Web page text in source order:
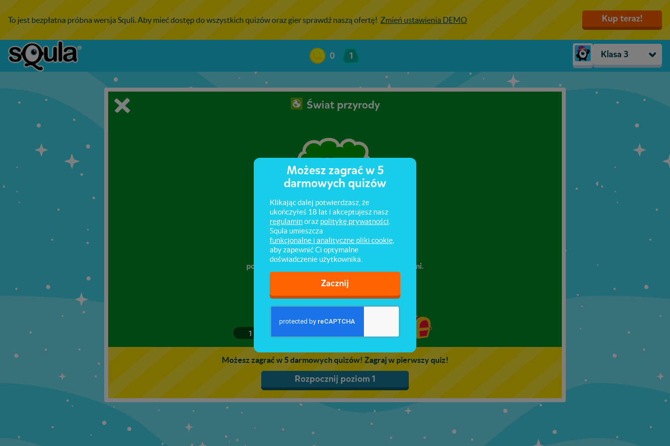
To jest bezpłatna próbna wersja Squli. Aby mieć dostęp do wszystkich quizów oraz gier sprawdź naszą ofertę! Zmień ustawienia DEMO Kup teraz!
0 1 Klasa 3
Przedszkole
Zerówka
Klasa 2
Klasa 3
Świat przyrody
Dary lasu
Warstwy lasu, budowa i rodzaje grzybów,
postępowanie z grzybami jadalnymi i niejadalnymi.
1
Możesz zagrać w 5 darmowych quizów! Zagraj w pierwszy quiz!
Rozpocznij poziom 1
Możesz zagrać w 5
darmowych quizów
Klikając dalej potwierdzasz, że
ukończyłeś 18 lat i akceptujesz nasz
regulaminoraz politykę prywatności
Squla umieszcza
funkcjonalne i analityczne pliki cookie
aby zapewnić Ci optymalne
doświadczenie użytkownika.
Zacznij